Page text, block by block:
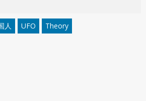
人 UFO Theory